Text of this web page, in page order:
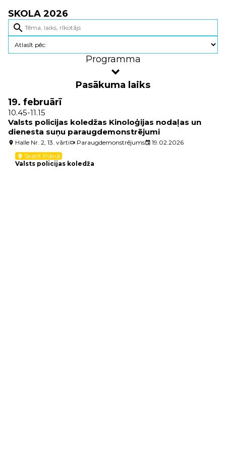
SKOLA 2026
search
Programma
Pasākuma laiks
19. februārī
10.45-11.15
Valsts policijas koledžas Kinoloģijas nodaļas un
dienesta suņu paraugdemonstrējumi
location_on Halle Nr. 2, 13. vārtivideocam Paraugdemonstrējumsevent 19.02.2026
location_on Skatīt Plānā
Valsts policijas koledža